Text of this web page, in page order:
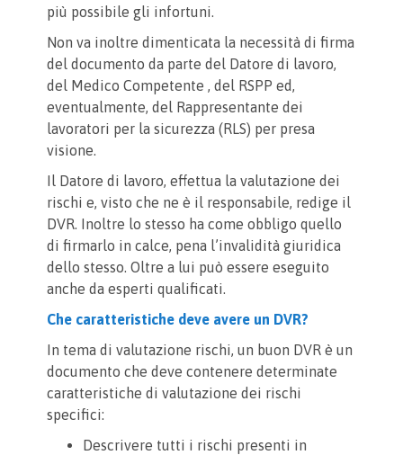
più possibile gli infortuni.
Non va inoltre dimenticata la necessità di firma
del documento da parte del Datore di lavoro,
del Medico Competente , del RSPP ed,
eventualmente, del Rappresentante dei
lavoratori per la sicurezza (RLS) per presa
visione.
Il Datore di lavoro, effettua la valutazione dei
rischi e, visto che ne è il responsabile, redige il
DVR. Inoltre lo stesso ha come obbligo quello
di firmarlo in calce, pena l’invalidità giuridica
dello stesso. Oltre a lui può essere eseguito
anche da esperti qualificati.
Che caratteristiche deve avere un DVR?
In tema di valutazione rischi, un buon DVR è un
documento che deve contenere determinate
caratteristiche di valutazione dei rischi
specifici:
Descrivere tutti i rischi presenti in